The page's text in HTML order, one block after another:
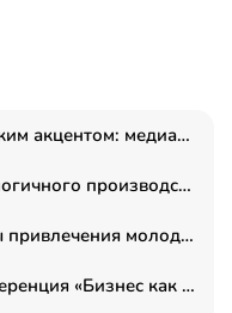
Коммуникации с древнегреческим акцентом: медиаменеджер и журналист Владимир Дергачев запустил коммуникационное агентство «Сократ 2.0»
От логистики до высокотехнологичного производства: как основатель “гагаринга” выстраивает экосистему безопасности и гражданских БПЛА
Эксперты обсудили механизмы привлечения молодых специалистов в промышленные города
Переговоры в рамке: как конференция «Бизнес как искусство» переформатирует деловой этикет в стенах ТПП РФ